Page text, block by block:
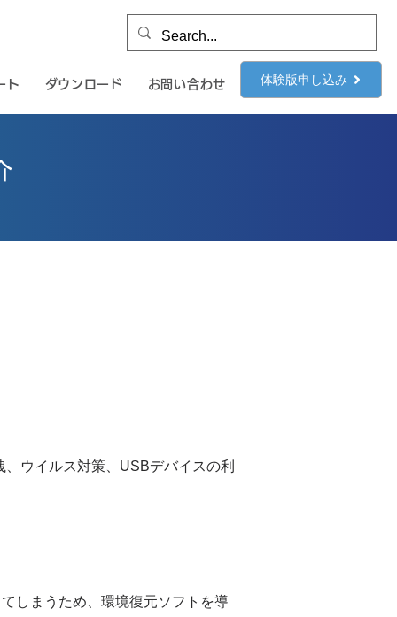
ト ダウンロード お問い合わせ 体験版申し込み
ウイルス対策、USBデバイスの利
しまうため、環境復元ソフトを導